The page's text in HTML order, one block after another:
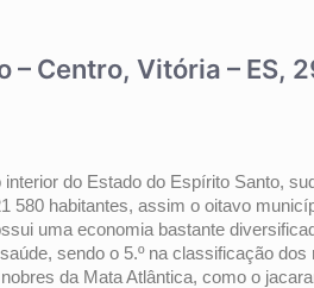
– Centro, Vitória – ES,
do Estado do Espírito Santo,
580 habitantes, assim o oitavo
uma economia bastante
sendo o 5.º na classificação
da Mata Atlântica, como o